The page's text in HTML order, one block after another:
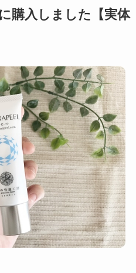
購入しました【実体